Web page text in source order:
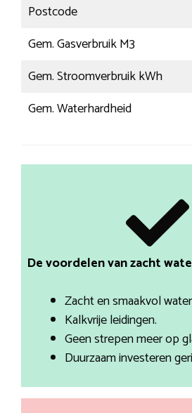
Postcode
Gem. Gasverbruik M3
Gem. Stroomverbruik kWh
Gem. Waterhardheid
De voordelen van zacht
Zacht en smaakvol
Kalkvrije leidingen.
Geen strepen meer op
Duurzaam investeren